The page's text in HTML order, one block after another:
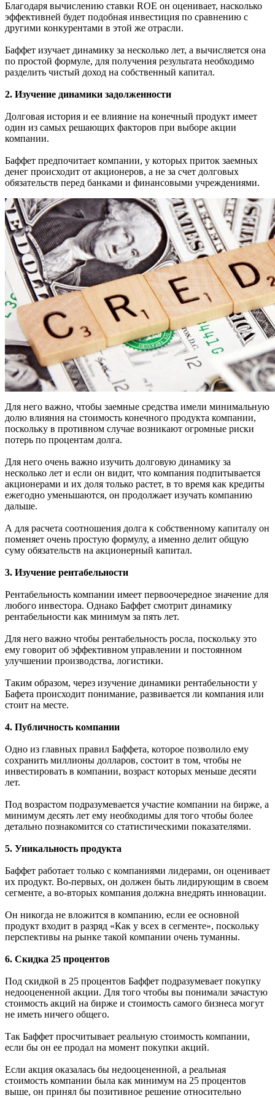
Благодаря вычислению ставки ROE он оценивает, насколько
эффективней будет подобная инвестиция по сравнению с
другими конкурентами в этой же отрасли.
Баффет изучает динамику за несколько лет, а вычисляется она
по простой формуле, для получения результата необходимо
разделить чистый доход на собственный капитал.
2. Изучение динамики задолженности
Долговая история и ее влияние на конечный продукт имеет
один из самых решающих факторов при выборе акции
компании.
Баффет предпочитает компании, у которых приток заемных
денег происходит от акционеров, а не за счет долговых
обязательств перед банками и финансовыми учреждениями.
Для него важно, чтобы заемные средства имели минимальную
долю влияния на стоимость конечного продукта компании,
поскольку в противном случае возникают огромные риски
потерь по процентам долга.
Для него очень важно изучить долговую динамику за
несколько лет и если он видит, что компания подпитывается
акционерами и их доля только растет, в то время как кредиты
ежегодно уменьшаются, он продолжает изучать компанию
дальше.
А для расчета соотношения долга к собственному капиталу он
поменяет очень простую формулу, а именно делит общую
суму обязательств на акционерный капитал.
3. Изучение рентабельности
Рентабельность компании имеет первоочередное значение для
любого инвестора. Однако Баффет смотрит динамику
рентабельности как минимум за пять лет.
Для него важно чтобы рентабельность росла, поскольку это
ему говорит об эффективном управлении и постоянном
улучшении производства, логистики.
Таким образом, через изучение динамики рентабельности у
Бафета происходит понимание, развивается ли компания или
стоит на месте.
4. Публичность компании
Одно из главных правил Баффета, которое позволило ему
сохранить миллионы долларов, состоит в том, чтобы не
инвестировать в компании, возраст которых меньше десяти
лет.
Под возрастом подразумевается участие компании на бирже, а
минимум десять лет ему необходимы для того чтобы более
детально познакомится со статистическими показателями.
5. Уникальность продукта
Баффет работает только с компаниями лидерами, он оценивает
их продукт. Во-первых, он должен быть лидирующим в своем
сегменте, а во-вторых компания должна внедрять инновации.
Он никогда не вложится в компанию, если ее основной
продукт входит в разряд «Как у всех в сегменте», поскольку
перспективы на рынке такой компании очень туманны.
6. Скидка 25 процентов
Под скидкой в 25 процентов Баффет подразумевает покупку
недооцененной акции. Для того чтобы вы понимали зачастую
стоимость акций на бирже и стоимость самого бизнеса могут
не иметь ничего общего.
Так Баффет просчитывает реальную стоимость компании,
если бы он ее продал на момент покупки акций.
Если акция оказалась бы недооцененной, а реальная
стоимость компании была как минимум на 25 процентов
выше, он принял бы позитивное решение относительно